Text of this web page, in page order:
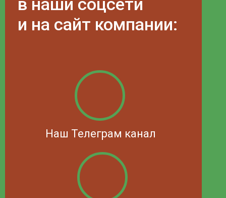
Наш Телеграм канал
в наши соцсети
и на сайт компании: